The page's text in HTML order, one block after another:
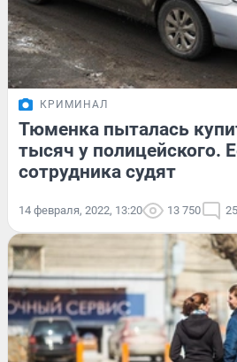
КРИМИНАЛ
Тюменка пыталась
тысяч у полицейского.
сотрудника судят
14 февраля, 2022, 13:20 13 750 25